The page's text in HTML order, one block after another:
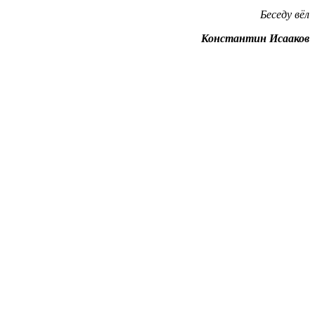
Беседу вёл
Константин Исааков